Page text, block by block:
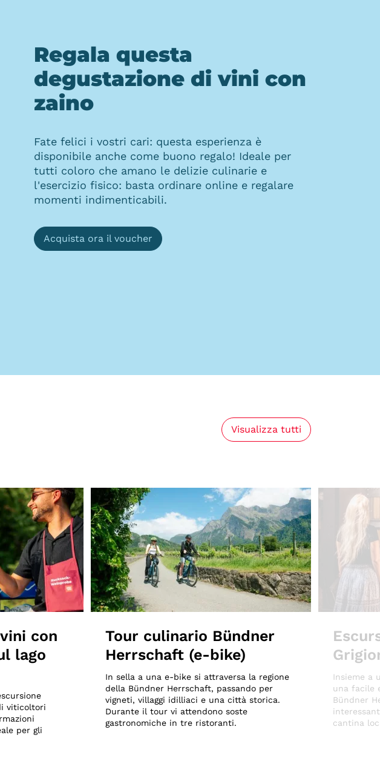
Regala questa
degustazione di vini con
zaino
Fate felici i vostri cari: questa esperienza è
disponibile anche come buono regalo! Ideale per
tutti coloro che amano le delizie culinarie e
l'esercizio fisico: basta ordinare online e regalare
momenti indimenticabili.
Acquista ora il voucher
Visualizza tutti
con
lago
viticoltori
per gli
Tour culinario Bündner
Herrschaft (e-bike)
In sella a una e-bike si attraversa la regione
della Bündner Herrschaft, passando per
vigneti, villaggi idilliaci e una città storica.
Durante il tour vi attendono soste
gastronomiche in tre ristoranti.
Insieme a
una facile
Bündner
cantina